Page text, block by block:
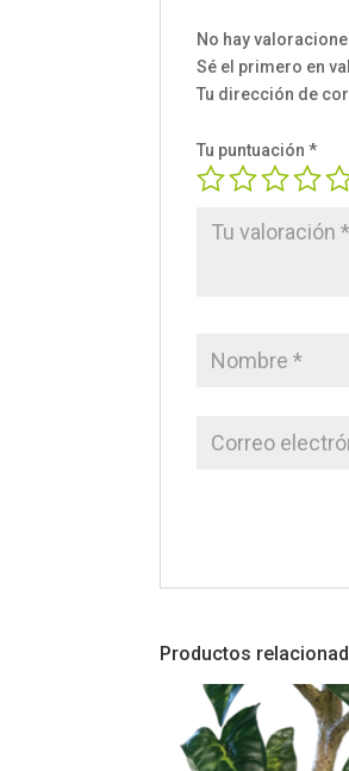
No hay
Sé el primero en
Tu dirección de
Tu puntuación*
Productos